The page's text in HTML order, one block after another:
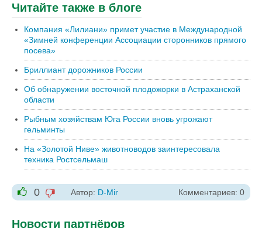
Читайте также в блоге
Компания «Лилиани» примет участие в Международной
«Зимней конференции Ассоциации сторонников прямого
посева»
Бриллиант дорожников России
Об обнаружении восточной плодожорки в Астраханской
области
Рыбным хозяйствам Юга России вновь угрожают
гельминты
На «Золотой Ниве» животноводов заинтересовала
техника Ростсельмаш
+1
0
-1
Автор: D-Mir Комментариев: 0
Новости партнёров